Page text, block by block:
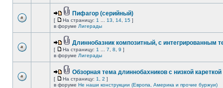
Пифагор (серийный)
[ На страницу: 1 13 14 15 ]
в форуме Лигерады
Длиннобазник композитный, с интегрированным
[ На страницу: 1 7 8 9 ]
в форуме Лигерады
Обзорная тема длиннобахников с низкой кареткой
[ На страницу: 1 2 ]
в форуме Не наши конструкции (Европа, Америка и прочие буржуи)